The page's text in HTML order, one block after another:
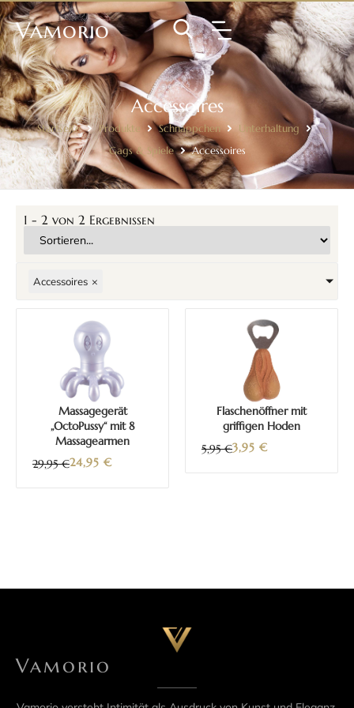
Vamorio
Accessoires
Startseite Produkte Schnäppchen
Unterhaltung
Gags & Spiele
Accessoires
1 - 2 von 2 Ergebnissen
Accessoires ×
Massagegerät
„OctoPussy“ mit 8
Massagearmen
29,95 €24,95 €
Flaschenöffner mit
griffigen Hoden
5,95 €3,95 €
Vamorio